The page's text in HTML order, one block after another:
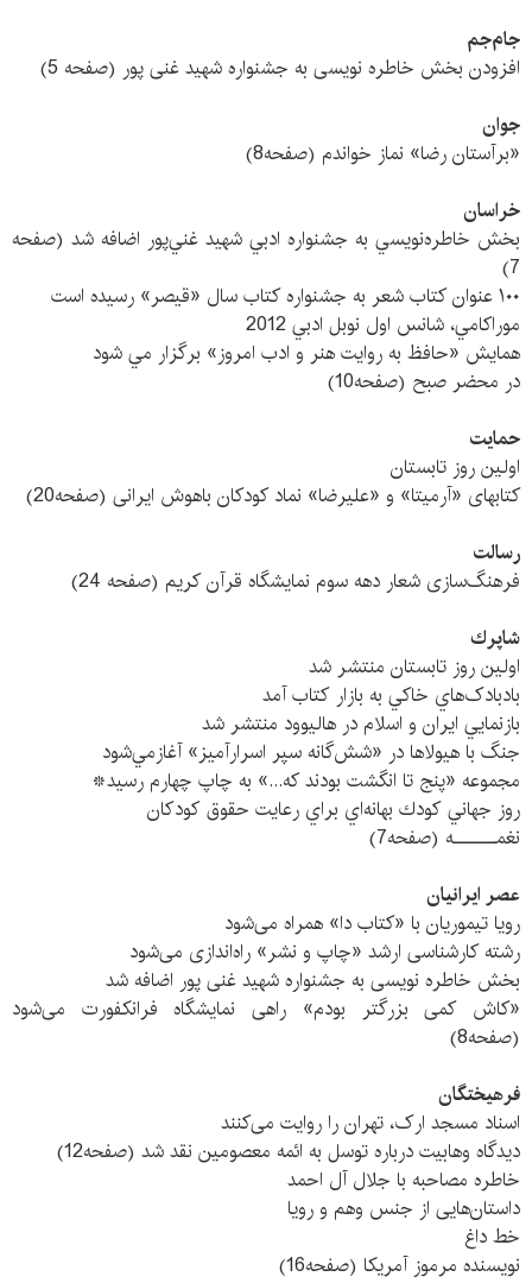
جام‌جم
افزودن بخش خاطره نویسی به جشنواره شهید غنی پور (صفحه 5)
جوان
«برآستان رضا» نماز خواندم (صفحه8)
خراسان
بخش خاطره‌نويسي به جشنواره ادبي شهيد غني‌پور اضافه شد (صفحه
7)
۱۰۰ عنوان کتاب شعر به جشنواره کتاب سال «قيصر» رسيده است
موراکامي، شانس اول نوبل ادبي 2012
همايش «حافظ به روايت هنر و ادب امروز» برگزار مي شود
در محضر صبح (صفحه10)
حمایت
اولین روز تابستان
کتابهای «آرمیتا» و «علیرضا» نماد کودکان باهوش ایرانی (صفحه20)
رسالت
فرهنگ‌سازی شعار دهه سوم نمایشگاه قرآن کریم (صفحه 24)
شاپرك
اولين روز تابستان منتشر شد
بادبادک‌هاي خاکي به بازار كتاب آمد
بازنمايي ايران و اسلام در هاليوود منتشر شد
جنگ با هيولاها در «شش‌گانه سپر اسرارآميز» آغازمي‌شود
مجموعه «پنج تا انگشت بودند که...» به چاپ چهارم رسيد*
روز جهاني كودك بهانه‌اي براي رعايت حقوق كودكان
نغمــــــه (صفحه7)
عصر ایرانیان
رویا تیموریان با «کتاب دا» همراه می‌شود
رشته کارشناسی ارشد «چاپ و نشر» راه‌اندازی می‌شود
بخش خاطره نویسی به جشنواره شهید غنی پور اضافه شد
«کاش کمی بزرگتر بودم» راهی نمایشگاه فرانکفورت می‌شود
(صفحه8)
فرهیختگان
اسناد مسجد ارک، تهران را روایت می‌کنند
دیدگاه وهابیت درباره توسل به ائمه معصومین نقد شد (صفحه12)
خاطره مصاحبه با جلال آل احمد
داستان‌هایی از جنس وهم و رویا
خط داغ
نویسنده مرموز آمریکا (صفحه16)